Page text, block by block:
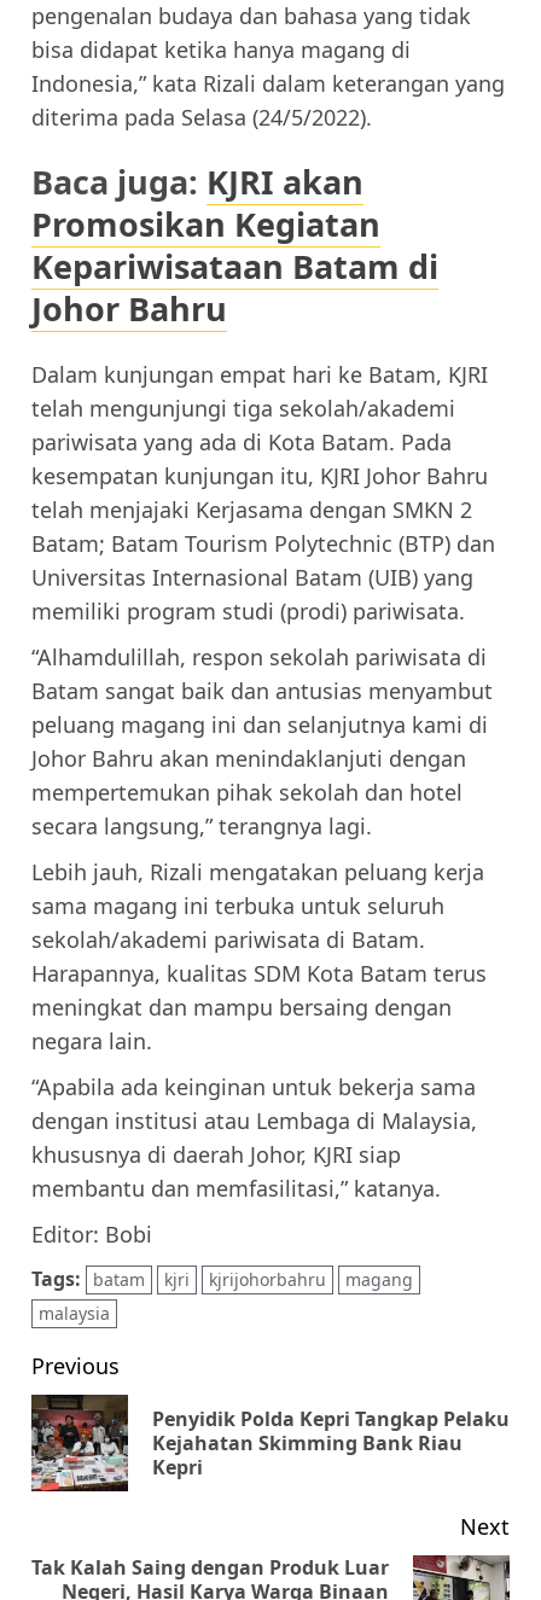
pengenalan budaya dan bahasa yang tidak
bisa didapat ketika hanya magang di
Indonesia,” kata Rizali dalam keterangan yang
diterima pada Selasa (24/5/2022).
Baca juga: KJRI akan
Promosikan Kegiatan
Kepariwisataan Batam di
Johor Bahru
Dalam kunjungan empat hari ke Batam, KJRI
telah mengunjungi tiga sekolah/akademi
pariwisata yang ada di Kota Batam. Pada
kesempatan kunjungan itu, KJRI Johor Bahru
telah menjajaki Kerjasama dengan SMKN 2
Batam; Batam Tourism Polytechnic (BTP) dan
Universitas Internasional Batam (UIB) yang
memiliki program studi (prodi) pariwisata.
“Alhamdulillah, respon sekolah pariwisata di
Batam sangat baik dan antusias menyambut
peluang magang ini dan selanjutnya kami di
Johor Bahru akan menindaklanjuti dengan
mempertemukan pihak sekolah dan hotel
secara langsung,” terangnya lagi.
Lebih jauh, Rizali mengatakan peluang kerja
sama magang ini terbuka untuk seluruh
sekolah/akademi pariwisata di Batam.
Harapannya, kualitas SDM Kota Batam terus
meningkat dan mampu bersaing dengan
negara lain.
“Apabila ada keinginan untuk bekerja sama
dengan institusi atau Lembaga di Malaysia,
khususnya di daerah Johor, KJRI siap
membantu dan memfasilitasi,” katanya.
Editor: Bobi
Tags: batam kjri kjrijohorbahru
magang
malaysia
Post
navigation
Previous
Penyidik Polda Kepri Tangkap Pelaku
Kejahatan Skimming Bank Riau
Kepri
Next
Tak Kalah Saing dengan Produk Luar
Negeri, Hasil Karya Warga Binaan